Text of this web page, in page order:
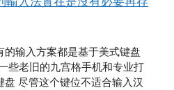
的输入方案都是基于美式键盘
些老旧的九宫格手机和专业打
盘 尽管这个键位不适合输入汉